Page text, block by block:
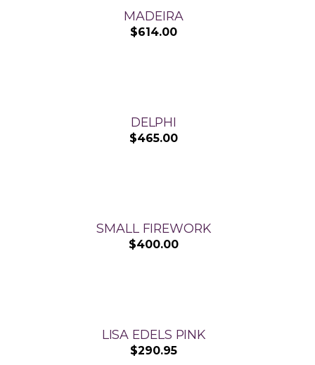
MADEIRA
$614.00
DELPHI
$465.00
SMALL FIREWORK
$400.00
LISA EDELS PINK
$290.95